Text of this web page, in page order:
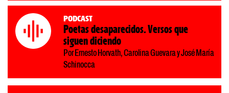
Podcast
Poetas desaparecidos. Versos que
siguen diciendo
Por Ernesto Horvath, Carolina Guevara y José María
Schinocca